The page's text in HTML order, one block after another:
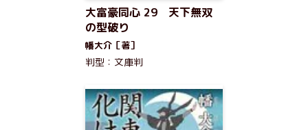
大富豪同心 29 天下無双
の型破り
幡大介［著］
判型：文庫判